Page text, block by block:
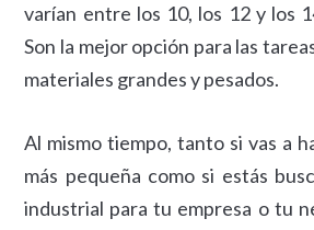
varían entre los 10, los 12 y los
Son la mejor opción para las
materiales grandes y pesados.
Al mismo tiempo, tanto si vas a
más pequeña como si estás
industrial para tu empresa o tu